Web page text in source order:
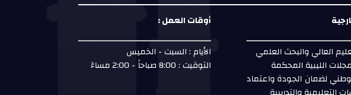
العالي والبحث العلمي
الليبية المحكمة
لضمان الجودة واعتماد
أوقات العمل :
الأيام : السبت - الخميس
التوقيت : 8:00 صباحاً - 2:00 مساءً